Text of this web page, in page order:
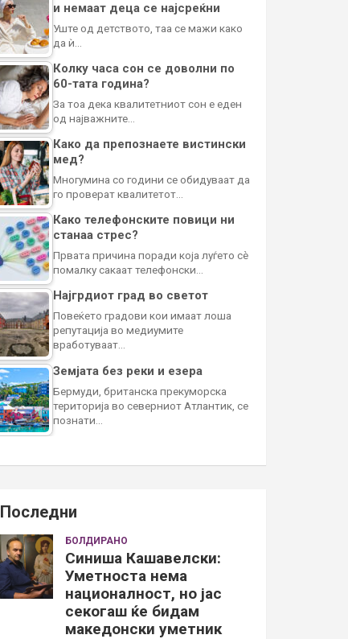
и немаат деца се најсреќни
Уште од детството, таа се мажи како
да ѝ…
Колку часа сон се доволни по
60-тата година?
За тоа дека квалитетниот сон е еден
од најважните…
Како да препознаете вистински
мед?
Многумина со години се обидуваат да
го проверат квалитетот…
Како телефонските повици ни
станаа стрес?
Првата причина поради која луѓето сè
помалку сакаат телефонски…
Најгрдиот град во светот
Повеќето градови кои имаат лоша
репутација во медиумите
вработуваат…
Земјата без реки и езера
Бермуди, британска прекуморска
територија во северниот Атлантик, се
познати…
Последни
БОЛДИРАНО
Синиша Кашавелски:
Уметноста нема
националност, но јас
секогаш ќе бидам
македонски уметник